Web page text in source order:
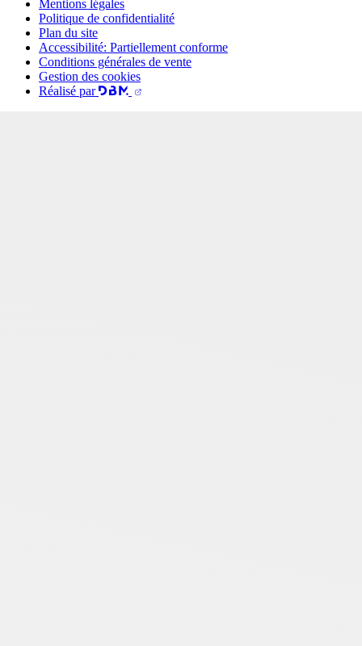
Mentions légales
Politique de confidentialité
Plan du site
Accessibilité: Partiellement conforme
Conditions générales de vente
Gestion des cookies
Réalisé par